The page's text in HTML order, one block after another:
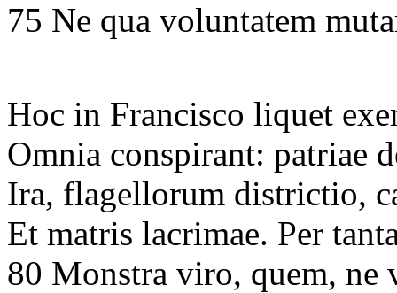
75 Ne qua voluntatem
Hoc in Francisco liquet
Omnia conspirant: patriae
Ira, flagellorum districtio,
Et matris lacrimae. Per
80 Monstra viro, quem, ne